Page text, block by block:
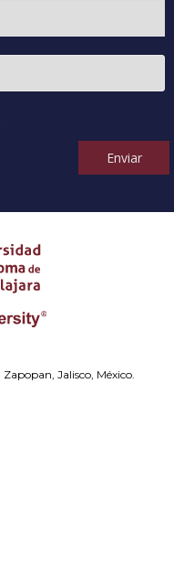
Enviar
Jalisco, México.